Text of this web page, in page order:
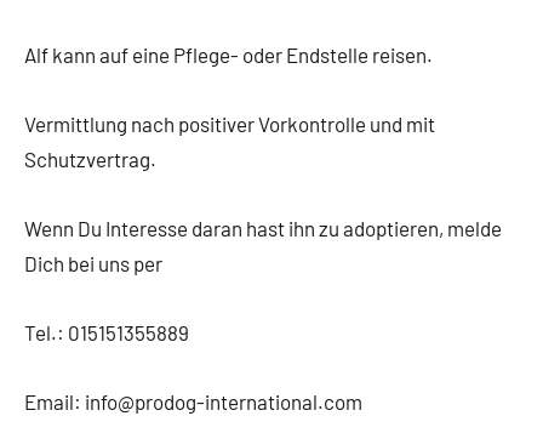
Alf kann auf eine Pflege- oder Endstelle reisen.
Vermittlung nach positiver Vorkontrolle und mit
Schutzvertrag.
Wenn Du Interesse daran hast ihn zu adoptieren, melde
Dich bei uns per
Tel.: 015151355889
Email: info@prodog-international.com